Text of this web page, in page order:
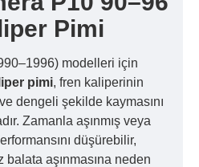
Pimi
modelleri için
pimi, fren kaliperinin
dengeli şekilde kaymasını
Zamanla aşınmış veya
düşürebilir,
aşınmasına neden